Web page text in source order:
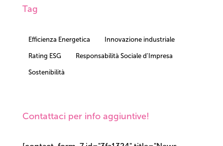
Tag
Efficienza Energetica Innovazione industriale
Rating ESG Responsabilità Sociale d'Impresa
Sostenibilità
Contattaci per info aggiuntive!